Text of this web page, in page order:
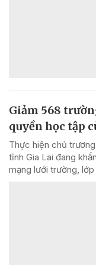
Giảm 568
quyền học tập
Thực hiện chủ
tỉnh Gia Lai đang
mạng lưới trường,